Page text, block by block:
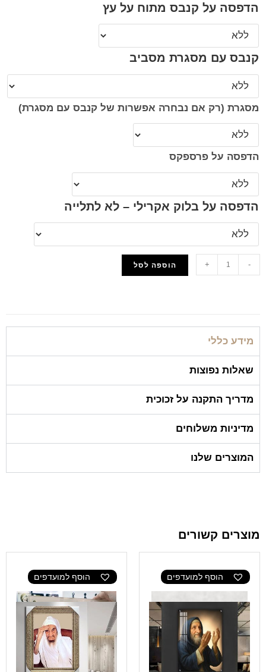
הדפסה על קנבס מתוח על עץ
קנבס עם מסגרת מסביב
מסגרת (רק אם נבחרה אפשרות של קנבס עם מסגרת)
הדפסה על פרספקס
הדפסה על בלוק אקרילי – לא לתלייה
-
+ הוספה לסל
מידע כללי
שאלות נפוצות
מדריך התקנה על זכוכית
מדיניות משלוחים
המוצרים שלנו
מוצרים קשורים
הוסף למועדפים הוסף למועדפים